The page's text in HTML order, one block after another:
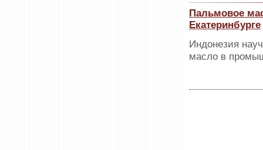
Пальмовое
Екатеринбурге
Индонезия
масло в